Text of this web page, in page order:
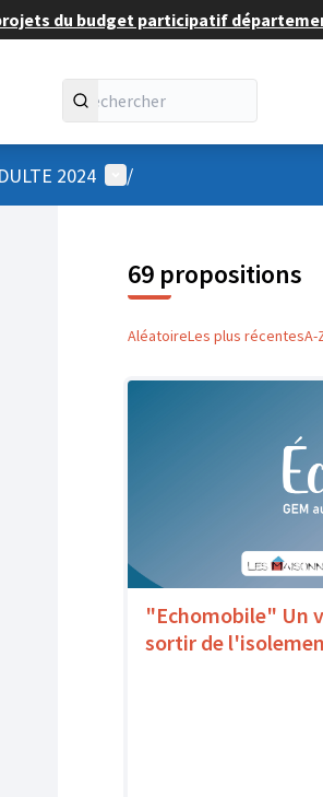
du budget participatif
2024 Menu utilisateur
/
69 propositions
AléatoireLes plus récentesA-
"Echomobile" Un
sortir de